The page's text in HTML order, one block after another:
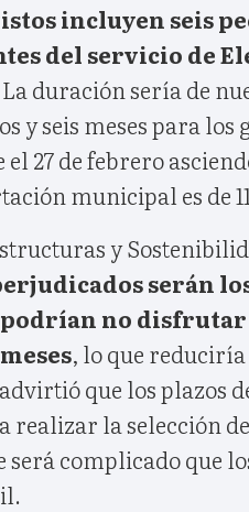
incluyen seis
del servicio de
La duración sería de
y seis meses para los
27 de febrero
municipal es de
y
serán
no
, lo que
que los plazos
realizar la selección
será complicado que